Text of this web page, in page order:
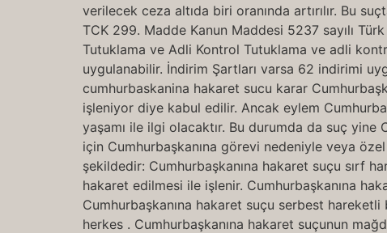
verilecek ceza altıda biri oranında artırılır. Bu
TCK 299. Madde Kanun Maddesi 5237 sayılı
Tutuklama ve Adli Kontrol Tutuklama ve adli
uygulanabilir. İndirim Şartları varsa 62 indirimi
cumhurbaskanina hakaret sucu karar
işleniyor diye kabul edilir. Ancak eylem
yaşamı ile ilgi olacaktır. Bu durumda da suç
için Cumhurbaşkanına görevi nedeniyle veya
şekildedir: Cumhurbaşkanına hakaret suçu sırf
hakaret edilmesi ile işlenir. Cumhurbaşkanına
Cumhurbaşkanına hakaret suçu serbest
herkes . Cumhurbaşkanına hakaret suçunun